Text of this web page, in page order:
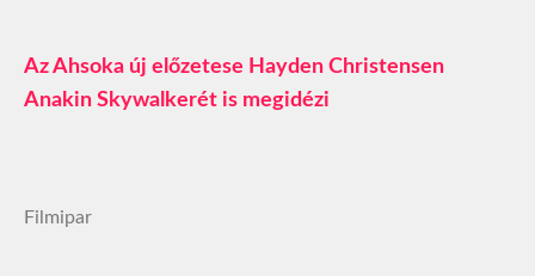
Az Ahsoka új előzetese Hayden Christensen
Anakin Skywalkerét is megidézi
Filmipar